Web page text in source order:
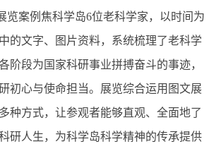
览案例焦科学岛6位老科学家，以时间为
的文字、图片资料，系统梳理了老科学
阶段为国家科研事业拼搏奋斗的事迹，
初心与使命担当。展览综合运用图文展
种方式，让参观者能够直观、全面地了
研人生，为科学岛科学精神的传承提供